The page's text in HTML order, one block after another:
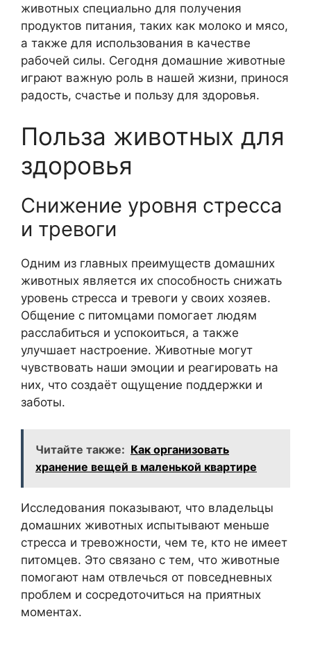
животных специально для получения
продуктов питания, таких как молоко и мясо,
а также для использования в качестве
рабочей силы. Сегодня домашние животные
играют важную роль в нашей жизни, принося
радость, счастье и пользу для здоровья.
Польза животных для
здоровья
Снижение уровня стресса
и тревоги
Одним из главных преимуществ домашних
животных является их способность снижать
уровень стресса и тревоги у своих хозяев.
Общение с питомцами помогает людям
расслабиться и успокоиться, а также
улучшает настроение. Животные могут
чувствовать наши эмоции и реагировать на
них, что создаёт ощущение поддержки и
заботы.
Читайте также: Как организовать
хранение вещей в маленькой квартире
Исследования показывают, что владельцы
домашних животных испытывают меньше
стресса и тревожности, чем те, кто не имеет
питомцев. Это связано с тем, что животные
помогают нам отвлечься от повседневных
проблем и сосредоточиться на приятных
моментах.